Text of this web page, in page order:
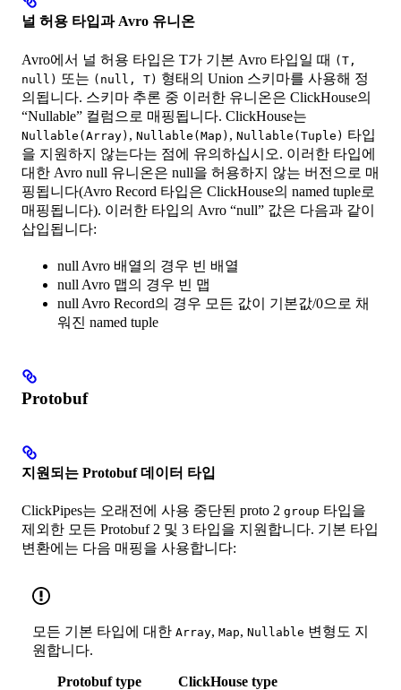
널 허용 타입과 Avro 유니온
Avro에서 널 허용 타입은 T가 기본 Avro 타입일 때 (T,
null) 또는 (null, T) 형태의 Union 스키마를 사용해 정
의됩니다. 스키마 추론 중 이러한 유니온은 ClickHouse의
“Nullable” 컬럼으로 매핑됩니다. ClickHouse는
Nullable(Array) , Nullable(Map) , Nullable(Tuple) 타입
을 지원하지 않는다는 점에 유의하십시오. 이러한 타입에
대한 Avro null 유니온은 null을 허용하지 않는 버전으로 매
핑됩니다(Avro Record 타입은 ClickHouse의 named tuple로
매핑됩니다). 이러한 타입의 Avro “null” 값은 다음과 같이
삽입됩니다:
null Avro 배열의 경우 빈 배열
null Avro 맵의 경우 빈 맵
null Avro Record의 경우 모든 값이 기본값/0으로 채
워진 named tuple
Protobuf
지원되는 Protobuf 데이터 타입
ClickPipes는 오래전에 사용 중단된 proto 2 group 타입을
제외한 모든 Protobuf 2 및 3 타입을 지원합니다. 기본 타입
변환에는 다음 매핑을 사용합니다:
모든 기본 타입에 대한 Array, Map, Nullable 변형도 지
원합니다.
Protobuf type ClickHouse type